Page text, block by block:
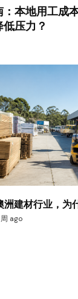
本地用工成
压力？
洲建材行业，为
ago